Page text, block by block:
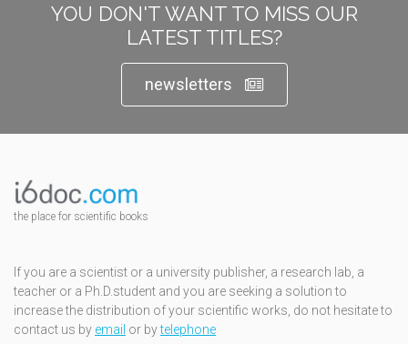
YOU DON'T WANT TO MISS OUR
LATEST TITLES?
newsletters
the place for scientific books
If you are a scientist or a university publisher, a research lab, a
teacher or a Ph.D.student and you are seeking a solution to
increase the distribution of your scientific works, do not hesitate to
contact us by email or bytelephone